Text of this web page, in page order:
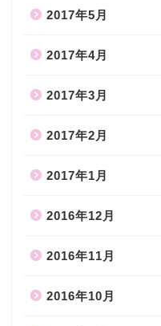
2017年5月
2017年4月
2017年3月
2017年2月
2017年1月
2016年12月
2016年11月
2016年10月